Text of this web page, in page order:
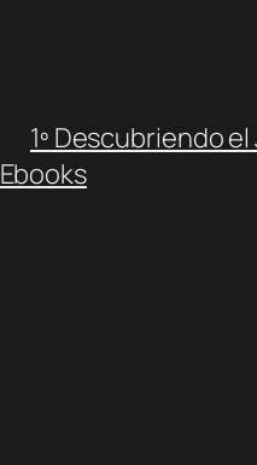
1º Descubriendo
Ebooks